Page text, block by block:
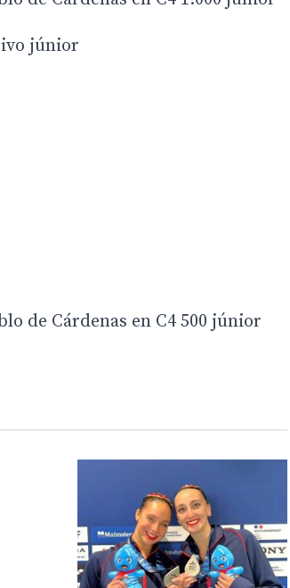
júnior
de Cárdenas en C4 500 júnior